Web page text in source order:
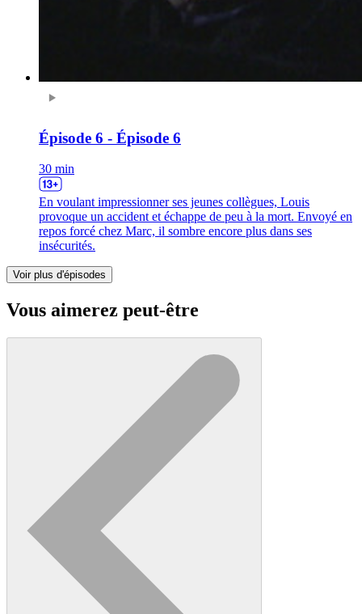
Épisode 6 - Épisode 6
30 min
En voulant impressionner ses jeunes collègues, Louis
provoque un accident et échappe de peu à la mort. Envoyé en
repos forcé chez Marc, il sombre encore plus dans ses
insécurités.
Voir plus d'épisodes
Vous aimerez peut-être